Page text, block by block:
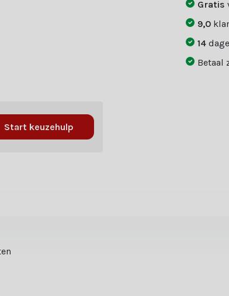
Start keuzehulp
Gratis
9,0
14
Betaal